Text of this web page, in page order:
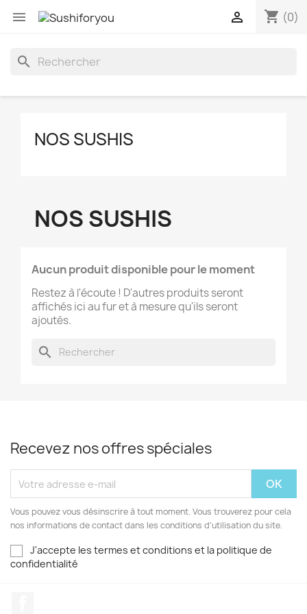
 shopping_cart (0)

search
NOS SUSHIS
NOS SUSHIS
Aucun produit disponible pour le moment
Restez à l'écoute ! D'autres produits seront
affichés ici au fur et à mesure qu'ils seront
ajoutés.
search
Recevez nos offres spéciales
Vous pouvez vous désinscrire à tout moment. Vous trouverez pour cela
nos informations de contact dans les conditions d'utilisation du site.
J'accepte les termes et conditions et la politique de
confidentialité